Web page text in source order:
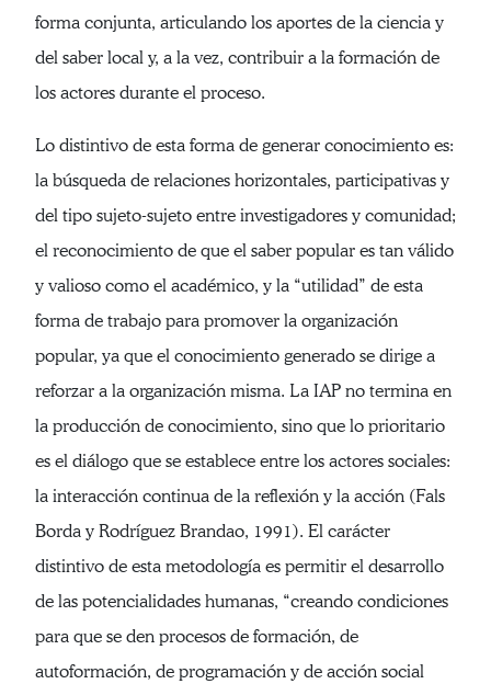
forma conjunta, articulando los aportes de la ciencia y
del saber local y, a la vez, contribuir a la formación de
los actores durante el proceso.
Lo distintivo de esta forma de generar conocimiento es:
la búsqueda de relaciones horizontales, participativas y
del tipo sujeto-sujeto entre investigadores y comunidad;
el reconocimiento de que el saber popular es tan válido
y valioso como el académico, y la “utilidad” de esta
forma de trabajo para promover la organización
popular, ya que el conocimiento generado se dirige a
reforzar a la organización misma. La IAP no termina en
la producción de conocimiento, sino que lo prioritario
es el diálogo que se establece entre los actores sociales:
la interacción continua de la reflexión y la acción (Fals
Borda y Rodríguez Brandao, 1991). El carácter
distintivo de esta metodología es permitir el desarrollo
de las potencialidades humanas, “creando condiciones
para que se den procesos de formación, de
autoformación, de programación y de acción social